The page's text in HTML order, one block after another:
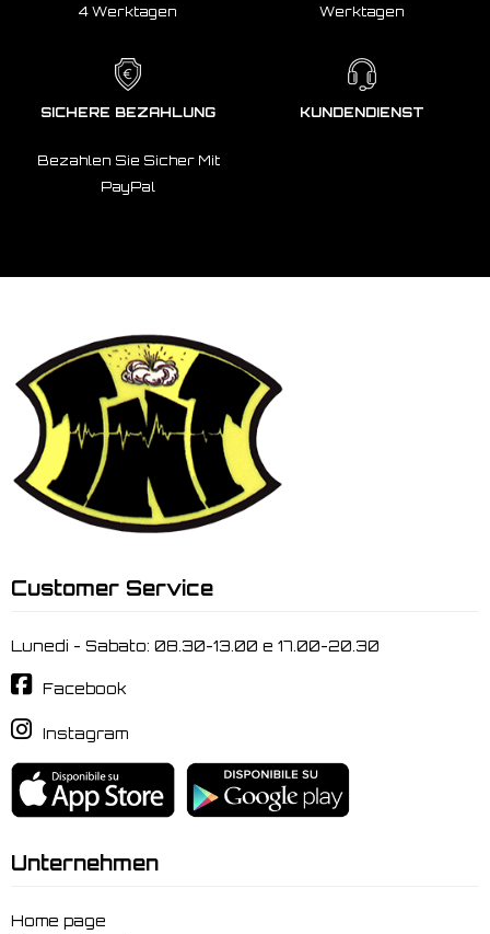
4 Werktagen
Werktagen
SICHERE BEZAHLUNG
Bezahlen Sie Sicher Mit
PayPal
KUNDENDIENST
Customer Service
Lunedi - Sabato: 08.30-13.00 e 17.00-20.30
Facebook
Instagram
Unternehmen
Home page